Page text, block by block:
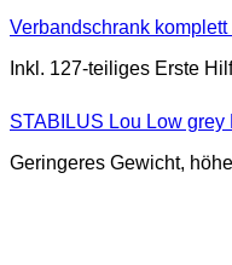
Verbandschrank
Inkl. 127-teiliges Erste
STABILUS Lou Low
Geringeres Gewicht,